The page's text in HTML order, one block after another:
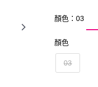
顏色：03
顏色
03